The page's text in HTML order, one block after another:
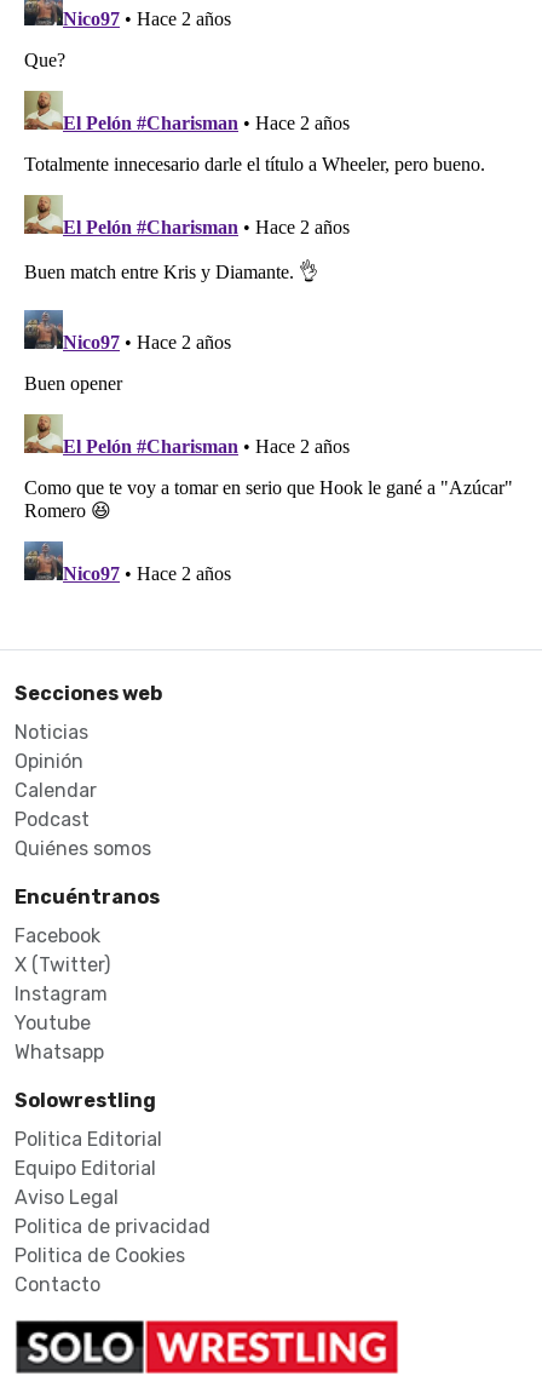
Secciones web
Noticias
Opinión
Calendar
Podcast
Quiénes somos
Encuéntranos
Facebook
X (Twitter)
Instagram
Youtube
Whatsapp
Solowrestling
Politica Editorial
Equipo Editorial
Aviso Legal
Politica de privacidad
Politica de Cookies
Contacto